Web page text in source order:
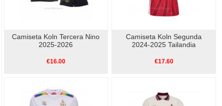
Camiseta Koln Tercera Nino
2025-2026
€16.00
Camiseta Koln Segunda
2024-2025 Tailandia
€17.60